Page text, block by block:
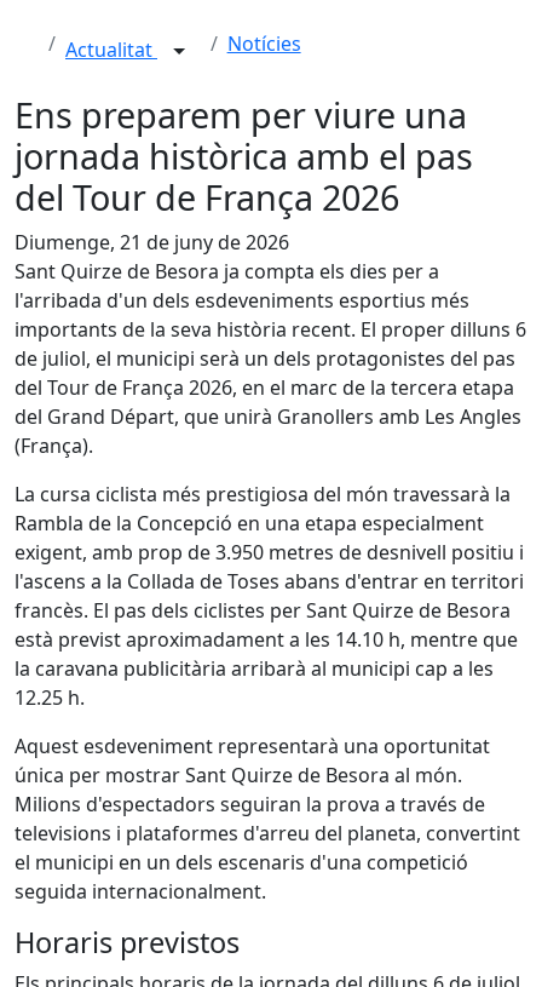
Actualitat Notícies
Ens preparem per viure una
jornada històrica amb el pas
del Tour de França 2026
Diumenge, 21 de juny de 2026
Sant Quirze de Besora ja compta els dies per a
l'arribada d'un dels esdeveniments esportius més
importants de la seva història recent. El proper dilluns 6
de juliol, el municipi serà un dels protagonistes del pas
del Tour de França 2026, en el marc de la tercera etapa
del Grand Départ, que unirà Granollers amb Les Angles
(França).
La cursa ciclista més prestigiosa del món travessarà la
Rambla de la Concepció en una etapa especialment
exigent, amb prop de 3.950 metres de desnivell positiu i
l'ascens a la Collada de Toses abans d'entrar en territori
francès. El pas dels ciclistes per Sant Quirze de Besora
està previst aproximadament a les 14.10 h, mentre que
la caravana publicitària arribarà al municipi cap a les
12.25 h.
Aquest esdeveniment representarà una oportunitat
única per mostrar Sant Quirze de Besora al món.
Milions d'espectadors seguiran la prova a través de
televisions i plataformes d'arreu del planeta, convertint
el municipi en un dels escenaris d'una competició
seguida internacionalment.
Horaris previstos